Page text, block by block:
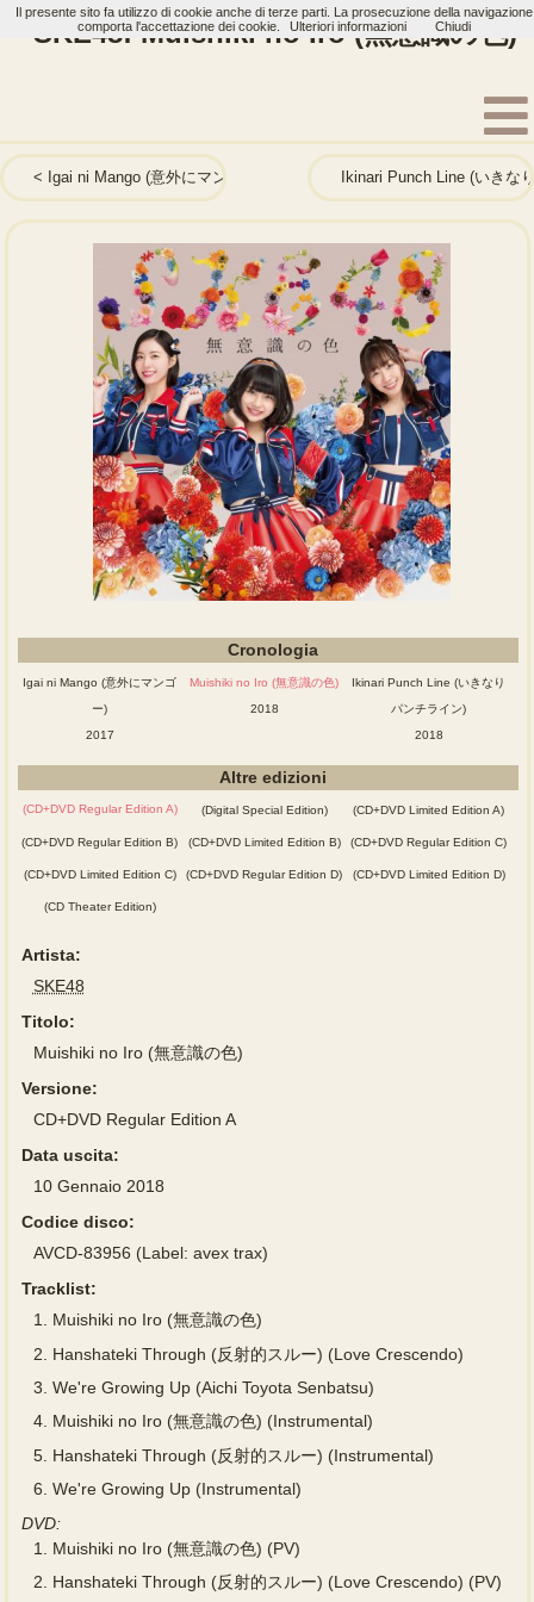
SKE48: Muishiki no Iro (無意識の色)
Igai ni Mango (意外にマンゴー) Ikinari Punch Line (いきな
Cronologia
Igai ni Mango (意外にマンゴ
ー)
2017
Muishiki no Iro (無意識の色)
2018
Ikinari Punch Line (いきなり
パンチライン)
2018
Altre edizioni
(CD+DVD Regular Edition A) (Digital Special Edition) (CD+DVD Limited Edition A)
(CD+DVD Regular Edition B) (CD+DVD Limited Edition B) (CD+DVD Regular Edition C)
(CD+DVD Limited Edition C) (CD+DVD Regular Edition D) (CD+DVD Limited Edition D)
(CD Theater Edition)
Artista:
SKE48
Titolo:
Muishiki no Iro (無意識の色)
Versione:
CD+DVD Regular Edition A
Data uscita:
10 Gennaio 2018
Codice disco:
AVCD-83956 (Label: avex trax)
Tracklist:
1.
Muishiki no Iro (無意識の色)
2.
Hanshateki Through (反射的スルー) (Love Crescendo)
3. We're Growing Up (Aichi Toyota Senbatsu)
4. Muishiki no Iro (無意識の色) (Instrumental)
5. Hanshateki Through (反射的スルー) (Instrumental)
6. We're Growing Up (Instrumental)
DVD:
1.
Muishiki no Iro (無意識の色) (PV)
2.
Hanshateki Through (反射的スルー) (Love Crescendo) (PV)
Il presente sito fa utilizzo di cookie anche di terze parti. La prosecuzione della navigazione
comporta l'accettazione dei cookie.
Ulteriori informazioni Chiudi